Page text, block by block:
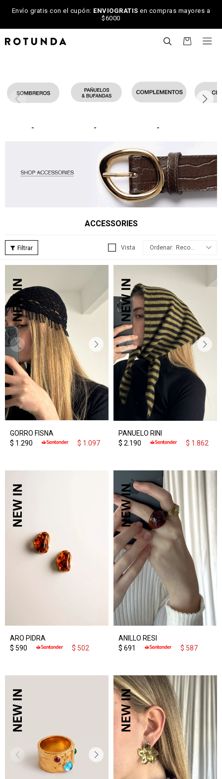
Envío gratis con el cupón: ENVIOGRATIS en compras mayores a
$6000

- - -
ACCESSORIES
Recomendados
GORRO FISNA
$ 1.290 $ 1.097
PANUELO RINI
$ 2.190 $ 1.862
ARO PIDRA
$ 590 $ 502
ANILLO RESI
$ 691 $ 587